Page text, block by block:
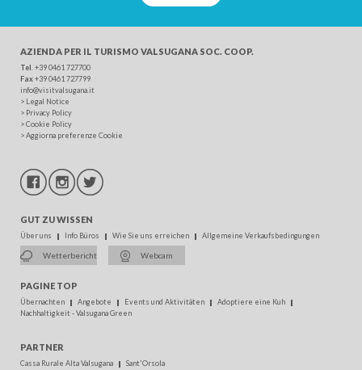
AZIENDA PER IL TURISMO VALSUGANA SOC. COOP.
Tel . +39 0461 727700
Fax+39 0461 727799
info@visitvalsugana.it
> Legal Notice
> Privacy Policy
>Cookie Policy
>Aggiorna preferenze Cookie
GUT ZU WISSEN
Über uns Info Büros Wie Sie uns erreichen Allgemeine Verkaufsbedingungen
Wetterbericht Webcam
PAGINE TOP
Übernachten Angebote Events und Aktivitäten
Adoptiere eine Kuh
Nachhaltigkeit - Valsugana Green
PARTNER
Cassa Rurale Alta Valsugana Sant'Orsola